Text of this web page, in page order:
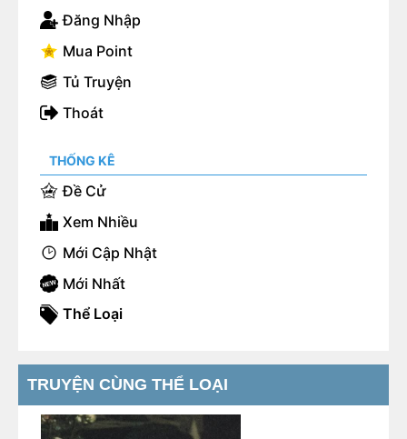
Đăng Nhập
Mua Point
Tủ Truyện
Thoát
THỐNG KÊ
Đề Cử
Xem Nhiều
Mới Cập Nhật
Mới Nhất
Thể Loại
TRUYỆN CÙNG THỂ LOẠI